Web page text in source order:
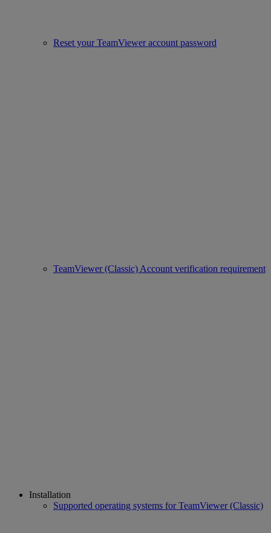
Reset your TeamViewer account password
TeamViewer (Classic) Account verification requirement
Installation
Supported operating systems for TeamViewer (Classic)